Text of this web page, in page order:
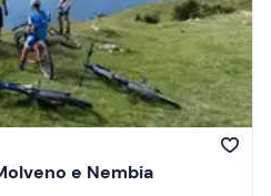
e Nembia